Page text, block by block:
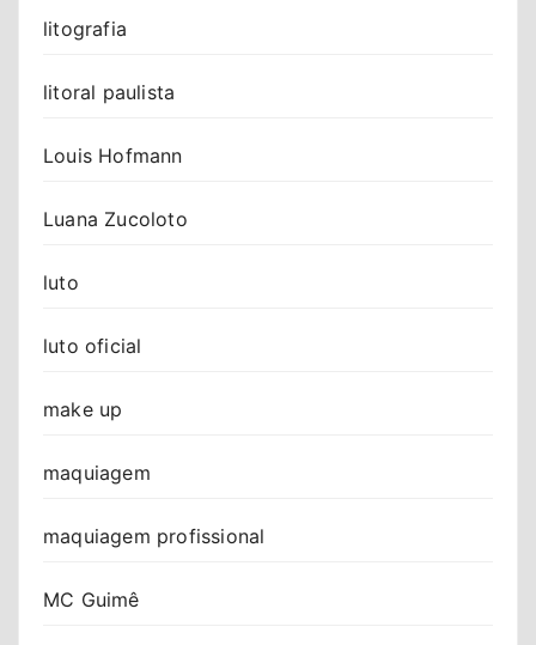
litografia
litoral paulista
Louis Hofmann
Luana Zucoloto
luto
luto oficial
make up
maquiagem
maquiagem profissional
MC Guimê